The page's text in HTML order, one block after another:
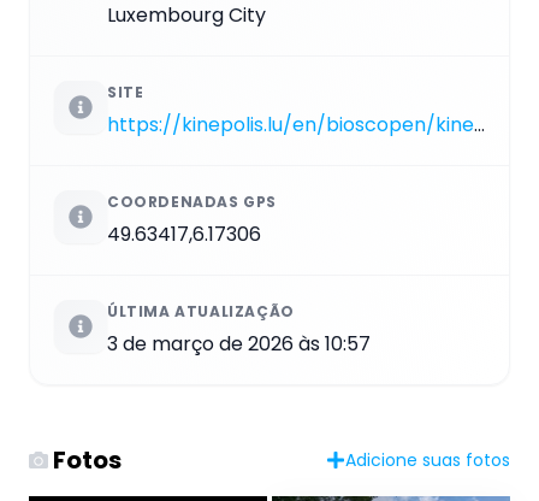
Luxembourg City
SITE
https://kinepolis.lu/en/bioscopen/kinepolis-kirchberg/info
COORDENADAS GPS
49.63417,6.17306
ÚLTIMA ATUALIZAÇÃO
3 de março de 2026 às 10:57
Fotos Adicione suas fotos